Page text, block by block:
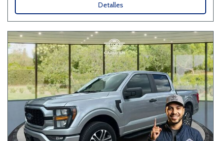
Detalles